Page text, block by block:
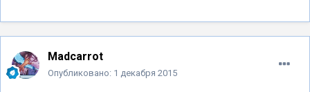
Madcarrot
Опубликовано: 1 декабря 2015